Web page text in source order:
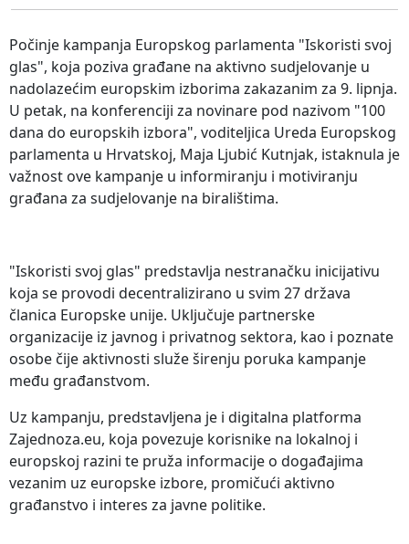
Počinje kampanja Europskog parlamenta "Iskoristi svoj
glas", koja poziva građane na aktivno sudjelovanje u
nadolazećim europskim izborima zakazanim za 9. lipnja.
U petak, na konferenciji za novinare pod nazivom "100
dana do europskih izbora", voditeljica Ureda Europskog
parlamenta u Hrvatskoj, Maja Ljubić Kutnjak, istaknula je
važnost ove kampanje u informiranju i motiviranju
građana za sudjelovanje na biralištima.
"Iskoristi svoj glas" predstavlja nestranačku inicijativu
koja se provodi decentralizirano u svim 27 država
članica Europske unije. Uključuje partnerske
organizacije iz javnog i privatnog sektora, kao i poznate
osobe čije aktivnosti služe širenju poruka kampanje
među građanstvom.
Uz kampanju, predstavljena je i digitalna platforma
Zajednoza.eu, koja povezuje korisnike na lokalnoj i
europskoj razini te pruža informacije o događajima
vezanim uz europske izbore, promičući aktivno
građanstvo i interes za javne politike.